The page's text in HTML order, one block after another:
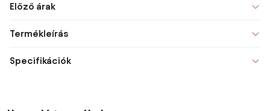
Előző árak
Termékleírás
Specifikációk